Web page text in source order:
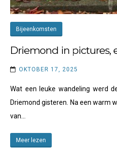
Bijeenkomsten
Driemond in pictures,
OKTOBER 17, 2025
Wat een leuke wandeling werd
Driemond gisteren. Na een warm
van…
Meer lezen